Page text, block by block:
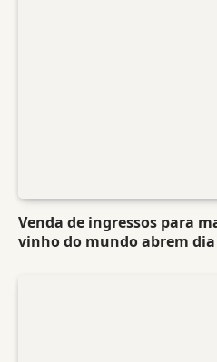
Venda de ingressos para
vinho do mundo abrem dia